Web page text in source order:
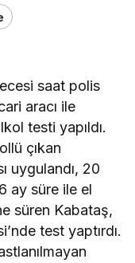
saat polis
aracı ile
testi yapıldı.
çıkan
uygulandı, 20
ay süre ile el
süren Kabataş,
test yaptırdı.